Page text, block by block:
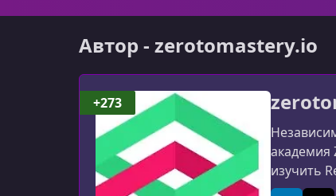
Автор - zerotomastery.io
академия
изучить
+273